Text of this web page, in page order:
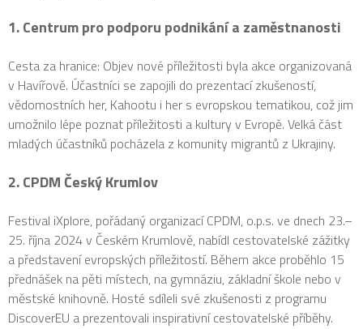
1. Centrum pro podporu podnikání a zaměstnanosti
Cesta za hranice: Objev nové příležitosti byla akce organizovaná
v Havířově. Účastníci se zapojili do prezentací zkušeností,
vědomostních her, Kahootu i her s evropskou tematikou, což jim
umožnilo lépe poznat příležitosti a kultury v Evropě. Velká část
mladých účastníků pocházela z komunity migrantů z Ukrajiny.
2. CPDM Český Krumlov
Festival iXplore, pořádaný organizací CPDM, o.p.s. ve dnech 23.–
25. října 2024 v Českém Krumlově, nabídl cestovatelské zážitky
a představení evropských příležitostí. Během akce proběhlo 15
přednášek na pěti místech, na gymnáziu, základní škole nebo v
městské knihovně. Hosté sdíleli své zkušenosti z programu
DiscoverEU a prezentovali inspirativní cestovatelské příběhy.